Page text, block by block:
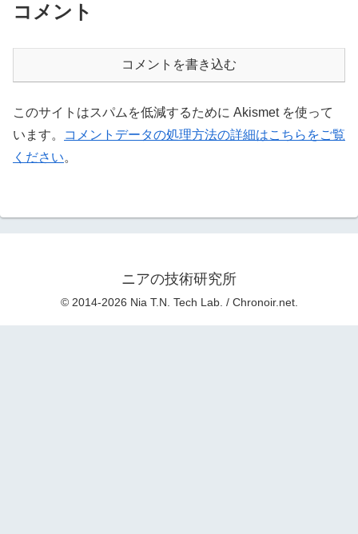
コメント
コメントを書き込む
このサイトはスパムを低減するために Akismet を使って
います。
コメントデータの処理方法の詳細はこちらをご覧
ください。
ニアの技術研究所
© 2014-2026 Nia T.N. Tech Lab. / Chronoir.net.